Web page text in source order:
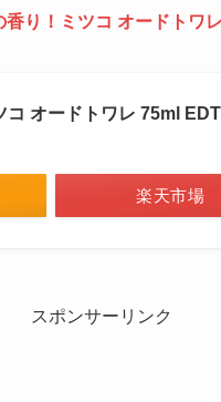
り！ミツコ オードトワレ
オードトワレ 75ml
楽天市場
スポンサーリンク